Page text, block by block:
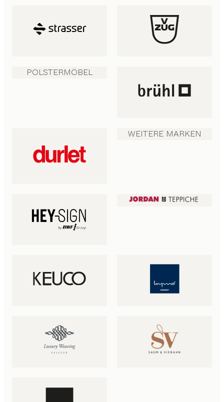
POLSTERMÖBEL
WEITERE MARKEN